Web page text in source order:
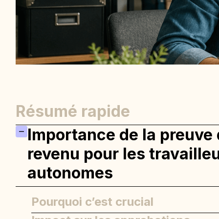
Résumé rapide
Importance de la preuve
revenu pour les
autonomes
Pourquoi c’est crucial